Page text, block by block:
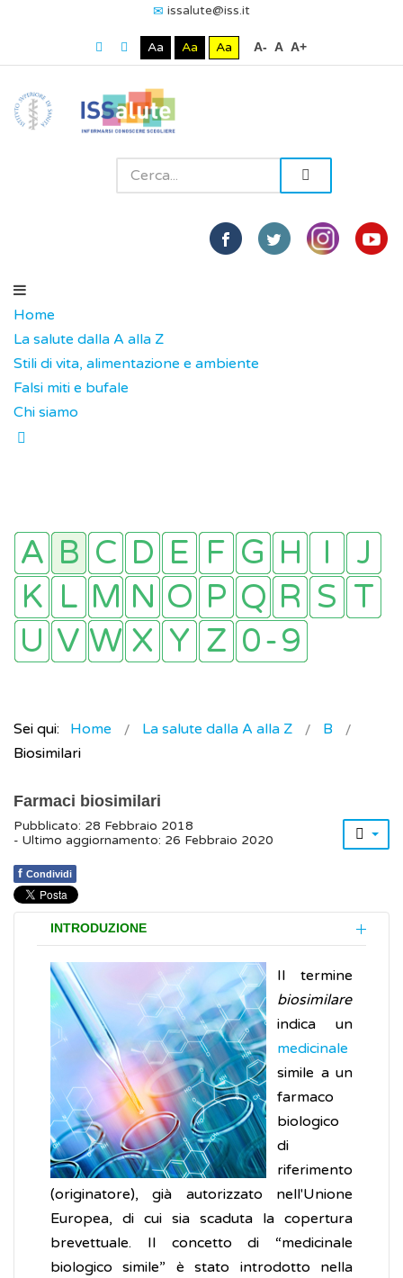
issalute@iss.it
Aa Aa Aa A- A A+
Home
La salute dalla A alla Z
Stili di vita, alimentazione e ambiente
Falsi miti e bufale
Chi siamo
Sei qui: Home La salute dalla A alla Z
B
Biosimilari
Farmaci biosimilari
Pubblicato: 28 Febbraio 2018
- Ultimo aggiornamento: 26 Febbraio 2020
f Condividi
INTRODUZIONE
Il termine
biosimilare
indica un
medicinale
simile a un
farmaco
biologico
di
riferimento
(originatore), già autorizzato nell'Unione
Europea, di cui sia scaduta la copertura
brevettuale. Il concetto di “medicinale
biologico simile” è stato introdotto nella